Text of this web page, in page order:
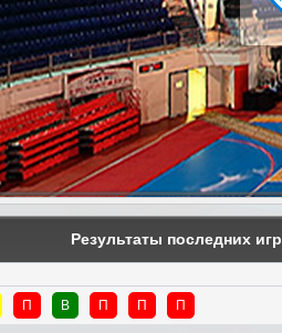
Результаты последних игр
П В П П П